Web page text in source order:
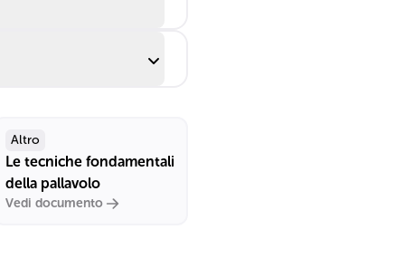
Altro
Le tecniche fondamentali
della pallavolo
Vedi documento